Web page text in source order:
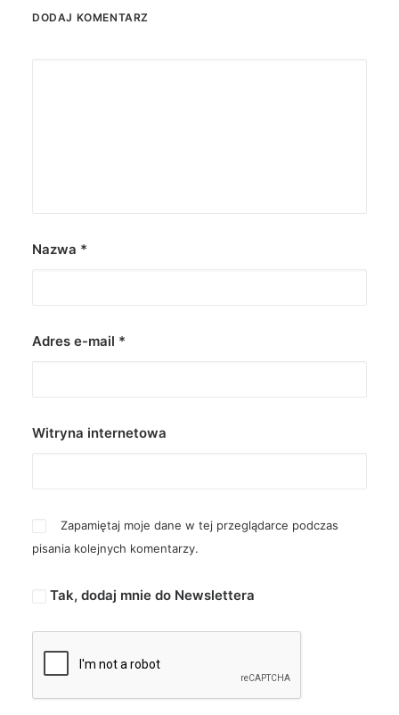
DODAJ KOMENTARZ
Nazwa *
Adres e-mail *
Witryna internetowa
Zapamiętaj moje dane w tej przeglądarce podczas
pisania kolejnych komentarzy.
Tak, dodaj mnie do Newslettera